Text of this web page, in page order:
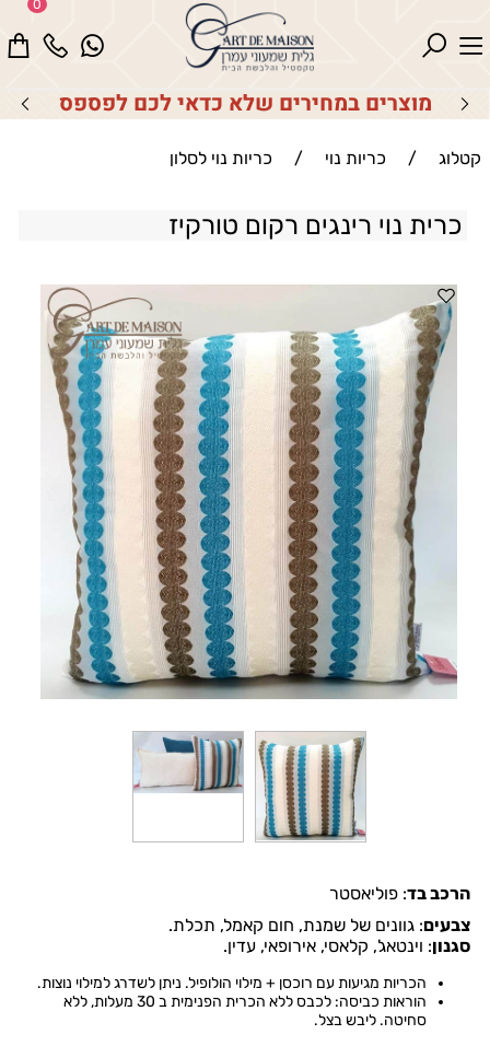
מוצרים במחירים שלא כדאי לכם לפספס
0
קטלוג / כריות נוי / כריות נוי לסלון
כרית נוי רינגים רקום טורקיז
הרכב בד: פוליאסטר
צבעים: גוונים של שמנת, חום קאמל, תכלת.
סגנון: וינטאג', קלאסי, אירופאי, עדין.
הכריות מגיעות עם רוכסן + מילוי הולופיל. ניתן לשדרג למילוי נוצות.
הוראות כביסה: לכבס ללא הכרית הפנימית ב 30 מעלות, ללא
סחיטה. ליבש בצל.